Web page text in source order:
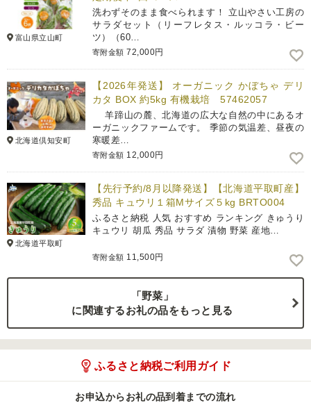
富山県立山町
洗わずそのまま食べられます！ 立山やさい工房の
サラダセット（リーフレタス・ルッコラ・ビー
ツ）（60…
寄附金額 72,000円
北海道倶知安町
【2026年発送】 オーガニック かぼちゃ デリ
カタ BOX 約5kg 有機栽培 57462057
羊蹄山の麓、北海道の広大な自然の中にあるオ
ーガニックファームです。 季節の気温差、昼夜の
寒暖差…
寄附金額 12,000円
北海道平取町
【先行予約/8月以降発送】【北海道平取町産】
秀品 キュウリ１箱Мサイズ５kg BRTO004
ふるさと納税 人気 おすすめ ランキング きゅうり
キュウリ 胡瓜 秀品 サラダ 漬物 野菜 産地…
寄附金額 11,500円
「野菜」
に関連するお礼の品をもっと見る
ふるさと納税ご利用ガイド
お申込からお礼の品到着までの流れ